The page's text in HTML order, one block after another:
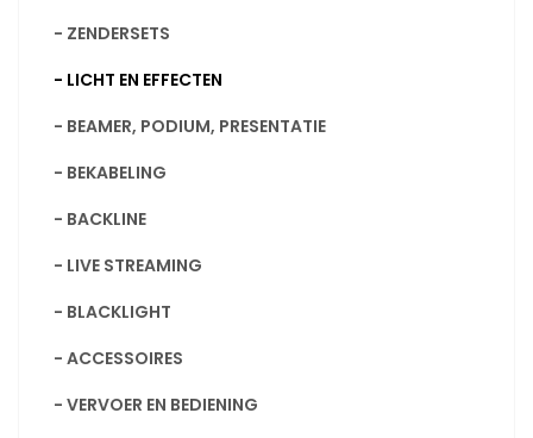
- ZENDERSETS
- LICHT EN EFFECTEN
- BEAMER, PODIUM, PRESENTATIE
- BEKABELING
- BACKLINE
- LIVE STREAMING
- BLACKLIGHT
- ACCESSOIRES
- VERVOER EN BEDIENING